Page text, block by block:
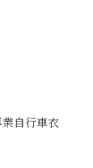
自行車衣